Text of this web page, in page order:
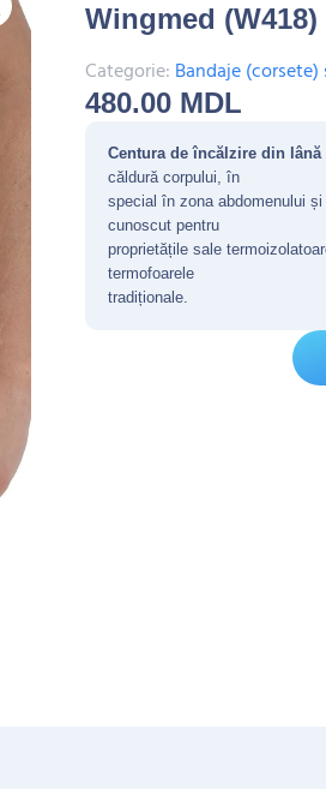
Wingmed (W418)
Categorie: Bandaje
480.00 MDL
Centura de încălzire din lână
căldură corpului, în
special în zona abdomenului
cunoscut pentru
proprietățile sale
termofoarele
tradiționale.